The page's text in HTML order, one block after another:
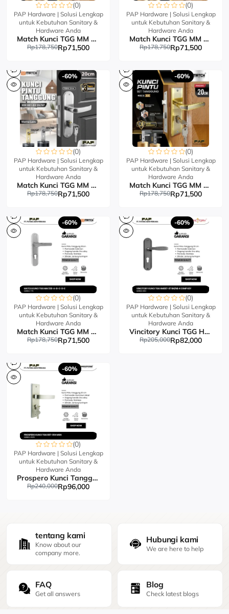
(0)
PAP Hardware | Solusi Lengkap
untuk Kebutuhan Sanitary &
Hardware Anda
Match Kunci TGG MM 887-74
Rp178,750Rp71,500
(0)
PAP Hardware | Solusi Lengkap
untuk Kebutuhan Sanitary &
Hardware Anda
Match Kunci TGG MM 883-73
Rp178,750Rp71,500
-60%
(0)
PAP Hardware | Solusi Lengkap
untuk Kebutuhan Sanitary &
Hardware Anda
Match Kunci TGG MM 881-83
Rp178,750Rp71,500
-60%
(0)
PAP Hardware | Solusi Lengkap
untuk Kebutuhan Sanitary &
Hardware Anda
Match Kunci TGG MM 887-99
Rp178,750Rp71,500
-60%
(0)
PAP Hardware | Solusi Lengkap
untuk Kebutuhan Sanitary &
Hardware Anda
Match Kunci TGG MM 338-A-B-C-D-E
Rp178,750Rp71,500
-60%
(0)
PAP Hardware | Solusi Lengkap
untuk Kebutuhan Sanitary &
Hardware Anda
Vincitory Kunci TGG HM887-87 4 COMP KEY
Rp205,000Rp82,000
-60%
(0)
PAP Hardware | Solusi Lengkap
untuk Kebutuhan Sanitary &
Hardware Anda
Prospero Kunci Tanggung 887
Rp240,000Rp96,000
tentang kami
Know about our
company more.
Hubungi kami
We are here to help
FAQ
Get all answers
Blog
Check latest blogs